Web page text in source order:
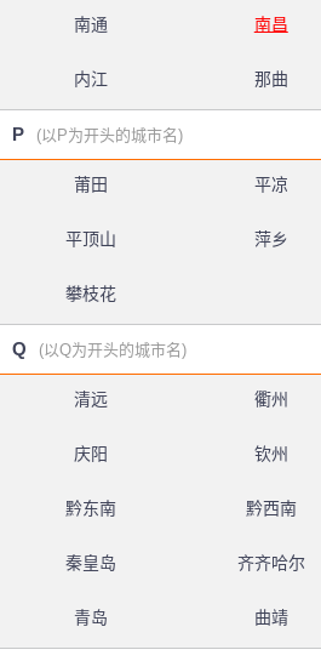
南通 南昌
内江 那曲
P (以P为开头的城市名)
莆田 平凉
平顶山 萍乡
攀枝花
Q (以Q为开头的城市名)
清远 衢州
庆阳 钦州
黔东南 黔西南
秦皇岛 齐齐哈尔
青岛 曲靖